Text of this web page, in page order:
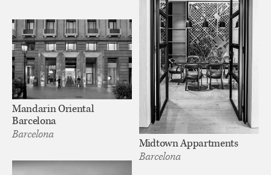
Midtown Appartments
Barcelona
Mandarin Oriental
Barcelona
Barcelona